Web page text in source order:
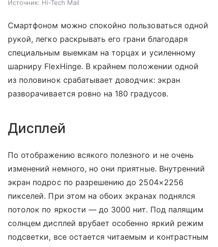
Источник: Hi-Tech Mail
Смартфоном можно спокойно пользоваться одной
рукой, легко раскрывать его грани благодаря
специальным выемкам на торцах и усиленному
шарниру FlexHinge. В крайнем положении одной
из половинок срабатывает доводчик: экран
разворачивается ровно на 180 градусов.
Дисплей
По отображению всякого полезного и не очень
изменений немного, но они приятные. Внутренний
экран подрос по разрешению до 2504×2256
пикселей. При этом на обоих экранах поднялся
потолок по яркости — до 3000 нит. Под палящим
солнцем дисплей врубает особенно яркий режим
подсветки, все остается читаемым и контрастным